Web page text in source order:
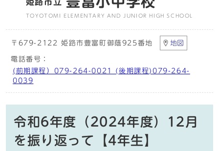
姫路市立
TOYOTOMI ELEMENTARY AND JUNIOR HIGH SCHOOL
〒679-2122 姫路市豊富町御蔭925番地 地図
電話番号：
(前期課程）079-264-0021 (後期課程)079-264-
0039
令和6年度（2024年度）12月
を振り返って【4年生】